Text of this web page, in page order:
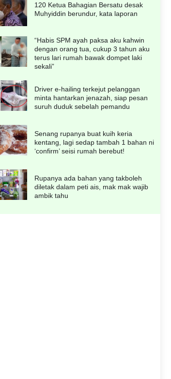
120 Ketua Bahagian Bersatu desak
Muhyiddin berundur, kata laporan
“Habis SPM ayah paksa aku kahwin
dengan orang tua, cukup 3 tahun aku
terus lari rumah bawak dompet laki
sekali”
Driver e-hailing terkejut pelanggan
minta hantarkan jenazah, siap pesan
suruh duduk sebelah pemandu
Senang rupanya buat kuih keria
kentang, lagi sedap tambah 1 bahan ni
‘confirm’ seisi rumah berebut!
Rupanya ada bahan yang takboleh
diletak dalam peti ais, mak mak wajib
ambik tahu